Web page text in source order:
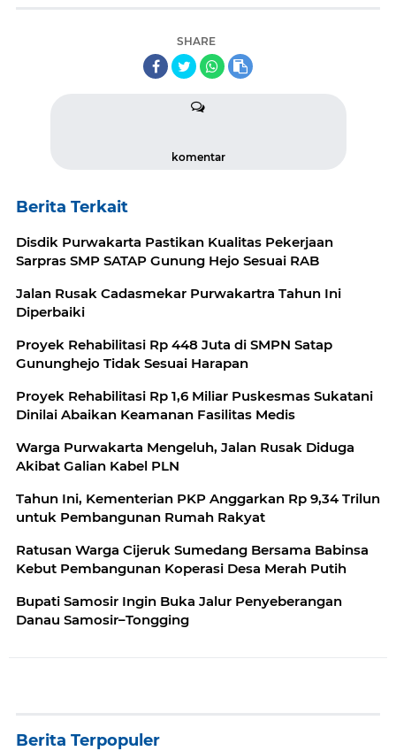
SHARE
komentar
Berita Terkait
Disdik Purwakarta Pastikan Kualitas Pekerjaan
Sarpras SMP SATAP Gunung Hejo Sesuai RAB
Jalan Rusak Cadasmekar Purwakartra Tahun Ini
Diperbaiki
Proyek Rehabilitasi Rp 448 Juta di SMPN Satap
Gununghejo Tidak Sesuai Harapan
Proyek Rehabilitasi Rp 1,6 Miliar Puskesmas Sukatani
Dinilai Abaikan Keamanan Fasilitas Medis
Warga Purwakarta Mengeluh, Jalan Rusak Diduga
Akibat Galian Kabel PLN
Tahun Ini, Kementerian PKP Anggarkan Rp 9,34 Trilun
untuk Pembangunan Rumah Rakyat
Ratusan Warga Cijeruk Sumedang Bersama Babinsa
Kebut Pembangunan Koperasi Desa Merah Putih
Bupati Samosir Ingin Buka Jalur Penyeberangan
Danau Samosir–Tongging
Berita Terpopuler